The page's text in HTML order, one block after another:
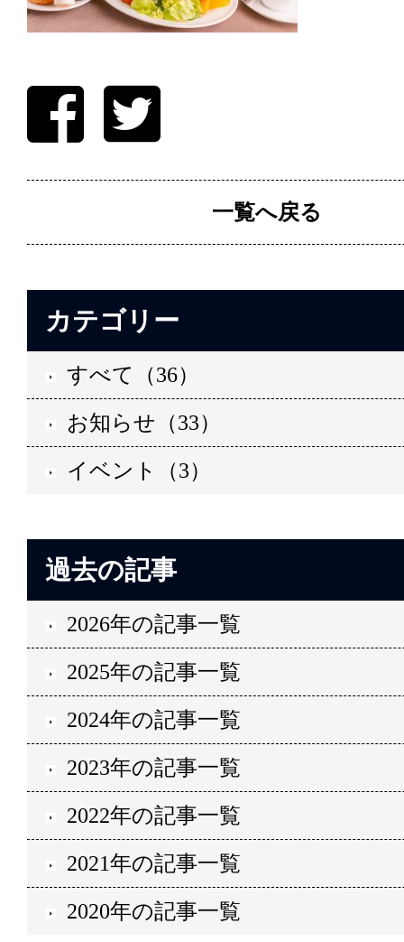
一覧へ戻る
カテゴリー
すべて（36）
お知らせ（33）
イベント（3）
過去の記事
2026年の記事一覧
2025年の記事一覧
2024年の記事一覧
2023年の記事一覧
2022年の記事一覧
2021年の記事一覧
2020年の記事一覧